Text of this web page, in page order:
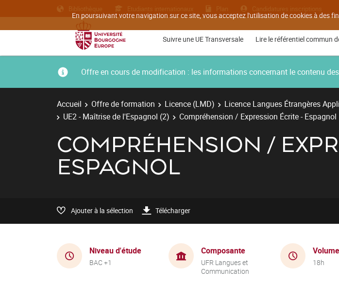
En poursuivant votre navigation sur ce site, vous acceptez l'utilisation de cookies à des
Bibliothèque Etudiants internationaux Plan Candidatures inscriptions
Suivre une UE Transversale Lire le référentiel commun
Offre en cours de modification : les informations concernant le contenu
Accueil Offre de formation Licence (LMD) Licence Langues Étrangères
UE2 - Maîtrise de l'Espagnol (2)
Compréhension / Expression Écrite - Espagnol
COMPRÉHENSION /
ESPAGNOL
Ajouter à la sélection Télécharger
Niveau d'étude
BAC +1
Composante
UFR Langues et
Communication
18h